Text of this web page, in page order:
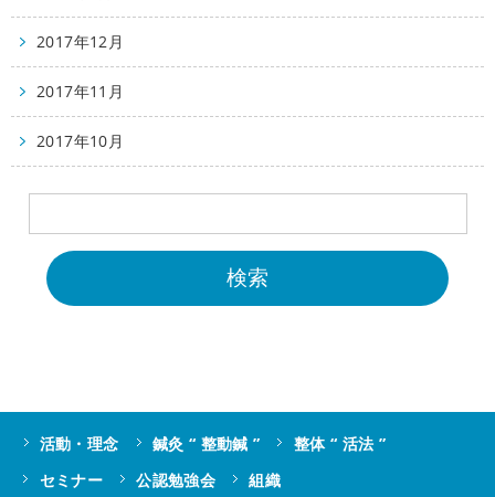
2017年12月
2017年11月
2017年10月
活動・理念 鍼灸 “ 整動鍼 ”
整体 “ 活法 ”
セミナー
公認勉強会 組織